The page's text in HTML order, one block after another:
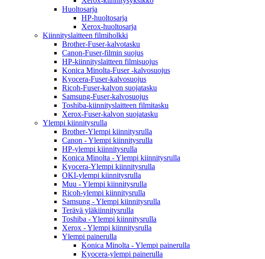
Huoltosarja
HP-huoltosarja
Xerox-huoltosarja
Kiinnityslaitteen filmiholkki
Brother-Fuser-kalvotasku
Canon-Fuser-filmin suojus
HP-kiinnityslaitteen filmisuojus
Konica Minolta-Fuser -kalvosuojus
Kyocera-Fuser-kalvosuojus
Ricoh-Fuser-kalvon suojatasku
Samsung-Fuser-kalvosuojus
Toshiba-kiinnityslaitteen filmitasku
Xerox-Fuser-kalvon suojatasku
Ylempi kiinnitysrulla
Brother-Ylempi kiinnitysrulla
Canon - Ylempi kiinnitysrulla
HP-ylempi kiinnitysrulla
Konica Minolta - Ylempi kiinnitysrulla
Kyocera-Ylempi kiinnitysrulla
OKI-ylempi kiinnitysrulla
Muu - Ylempi kiinnitysrulla
Ricoh-ylempi kiinnitysrulla
Samsung - Ylempi kiinnitysrulla
Terävä yläkiinnitysrulla
Toshiba - Ylempi kiinnitysrulla
Xerox - Ylempi kiinnitysrulla
Ylempi painerulla
Konica Minolta - Ylempi painerulla
Kyocera-ylempi painerulla